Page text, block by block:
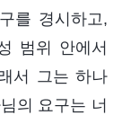
를 경시하고,
범위 안에서
서 그는 하나
의 요구는 너